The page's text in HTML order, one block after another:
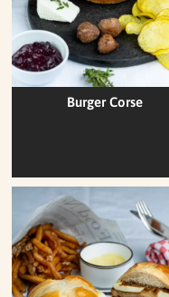
Burger Corse